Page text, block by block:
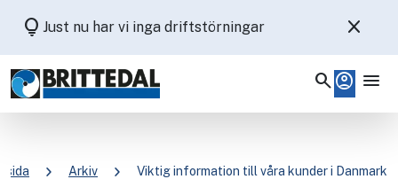
lightbulb Just nu har vi inga driftstörningar close
searchaccount_circle menu
chevron_right Arkiv chevron_right Viktig information till våra kunder i Danmark